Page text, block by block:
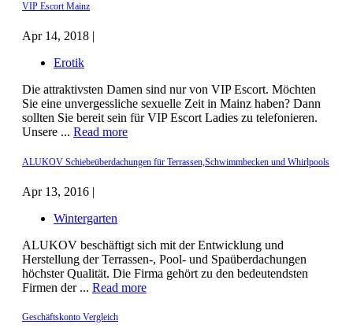
VIP Escort Mainz
Apr 14, 2018 |
Erotik
Die attraktivsten Damen sind nur von VIP Escort. Möchten
Sie eine unvergessliche sexuelle Zeit in Mainz haben? Dann
sollten Sie bereit sein für VIP Escort Ladies zu telefonieren.
Unsere ... Read more
ALUKOV Schiebeüberdachungen für Terrassen,Schwimmbecken und Whirlpools
Apr 13, 2016 |
Wintergarten
ALUKOV beschäftigt sich mit der Entwicklung und
Herstellung der Terrassen-, Pool- und Spaüberdachungen
höchster Qualität. Die Firma gehört zu den bedeutendsten
Firmen der ... Read more
Geschäftskonto Vergleich